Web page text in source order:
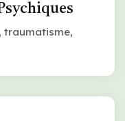
traumatisme,